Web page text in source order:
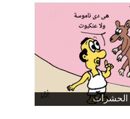
الحشرات
الأسعار
في مصر